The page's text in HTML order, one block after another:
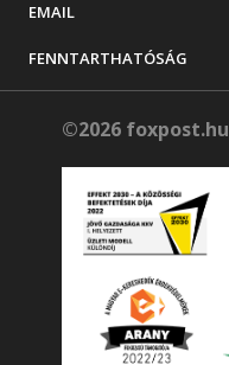
EMAIL
FENNTARTHATÓSÁG
©2026 foxpost.hu